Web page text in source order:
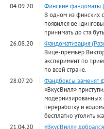
04.09.20
Финские фандоматы
В одном из финских
появился
принимать до ста
26.08.20
Фандоматизация
Вице-премьер
эксперимент по
по всей стране.
28.07.20
Фандбоксы заменят
«ВкусВилл»
модернизированных
переработку и
бесплатно утолить
21.04.20
«ВкусВилл»